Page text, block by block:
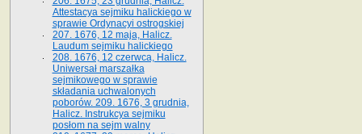
Attestacya sejmiku halickiego w
sprawie Ordynacyi ostrogskiej
207. 1676, 12 maja, Halicz.
Laudum sejmiku halickiego
208. 1676, 12 czerwca, Halicz.
Uniwersał marszałka
sejmikowego w sprawie
składania uchwalonych
poborów. 209. 1676, 3 grudnia,
Halicz. Instrukcya sejmiku
posłom na sejm walny